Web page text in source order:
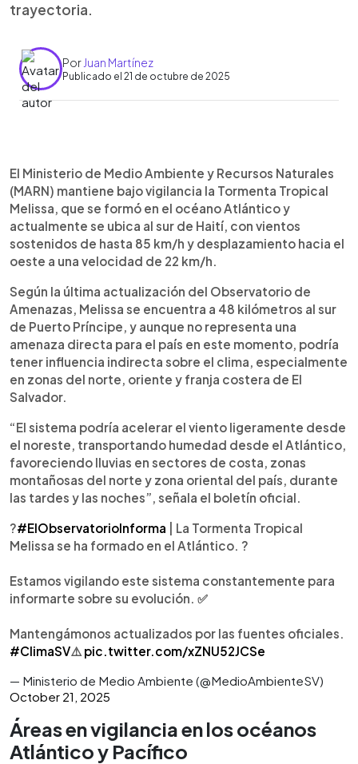
trayectoria.
Por Juan Martínez
Publicado el 21 de octubre de 2025
► Escuchar artículo
El Ministerio de Medio Ambiente mantiene
vigilancia sobre la Tormenta Tropical Melissa,
ubicada al sur de Haití con vientos de 85 km/h.
Aunque no afecta directamente al país, podría
favorecer lluvias en zonas de costa, norte y
oriente de El Salvador. Este martes se esperan
lluvias por la tarde y noche, con actividad eléctrica
y ráfagas de viento. Para el miércoles, las lluvias
continuarán desde la madrugada en la zona
costera, extendiéndose en la tarde y noche al
centro, occidente y oriente del país. Las
autoridades recomiendan mantenerse
informados por fuentes oficiales y no compartir
rumores o cadenas falsas.
El Ministerio de Medio Ambiente y Recursos Naturales
(MARN) mantiene bajo vigilancia la Tormenta Tropical
Melissa, que se formó en el océano Atlántico y
actualmente se ubica al sur de Haití, con vientos
sostenidos de hasta 85 km/h y desplazamiento hacia el
oeste a una velocidad de 22 km/h.
Según la última actualización del Observatorio de
Amenazas, Melissa se encuentra a 48 kilómetros al sur
de Puerto Príncipe, y aunque no representa una
amenaza directa para el país en este momento, podría
tener influencia indirecta sobre el clima, especialmente
en zonas del norte, oriente y franja costera de El
Salvador.
“El sistema podría acelerar el viento ligeramente desde
el noreste, transportando humedad desde el Atlántico,
favoreciendo lluvias en sectores de costa, zonas
montañosas del norte y zona oriental del país, durante
las tardes y las noches”, señala el boletín oficial.
?#ElObservatorioInforma | La Tormenta Tropical
Melissa se ha formado en el Atlántico. ?️
Estamos vigilando este sistema constantemente para
informarte sobre su evolución. ✅
Mantengámonos actualizados por las fuentes oficiales.
#ClimaSV⚠️ pic.twitter.com/xZNU52JCSe
— Ministerio de Medio Ambiente (@MedioAmbienteSV)
October 21, 2025
Áreas en vigilancia en los océanos
Atlántico y Pacífico